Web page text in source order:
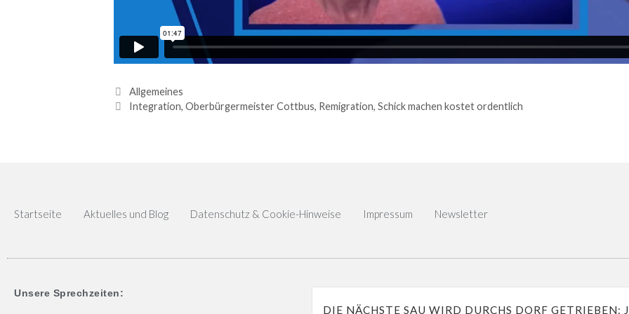
Allgemeines
Integration, Oberbürgermeister Cottbus, Remigration, Schick machen kostet ordentlich
Startseite Aktuelles und Blog Datenschutz & Cookie-Hinweise Impressum Newsletter
Unsere Sprechzeiten:
DIE NÄCHSTE SAU WIRD DURCHS DORF